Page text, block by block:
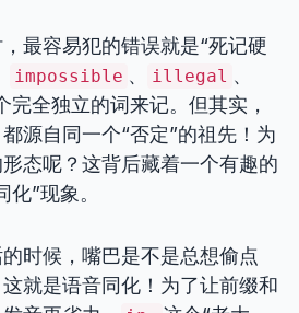
最容易犯的错误就是“死记硬
impossible 、 illegal 、
完全独立的词来记。但其实，
源自同一个“否定”的祖先！为
态呢？这背后藏着一个有趣的
”现象。
时候，嘴巴是不是总想偷点
就是语音同化！为了让前缀和